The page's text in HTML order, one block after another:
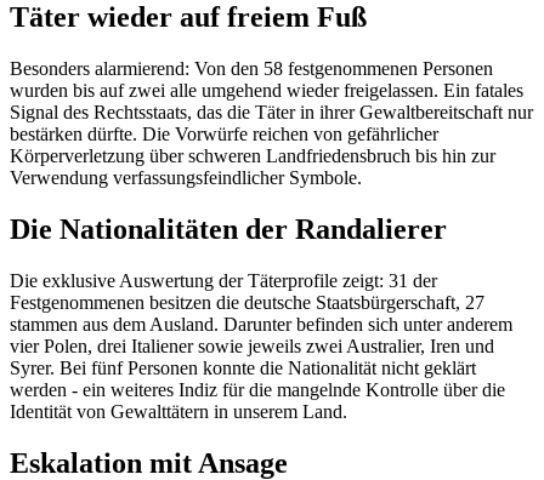
Täter wieder auf freiem Fuß
Besonders alarmierend: Von den 58 festgenommenen Personen
wurden bis auf zwei alle umgehend wieder freigelassen. Ein fatales
Signal des Rechtsstaats, das die Täter in ihrer Gewaltbereitschaft nur
bestärken dürfte. Die Vorwürfe reichen von gefährlicher
Körperverletzung über schweren Landfriedensbruch bis hin zur
Verwendung verfassungsfeindlicher Symbole.
Die Nationalitäten der Randalierer
Die exklusive Auswertung der Täterprofile zeigt: 31 der
Festgenommenen besitzen die deutsche Staatsbürgerschaft, 27
stammen aus dem Ausland. Darunter befinden sich unter anderem
vier Polen, drei Italiener sowie jeweils zwei Australier, Iren und
Syrer. Bei fünf Personen konnte die Nationalität nicht geklärt
werden - ein weiteres Indiz für die mangelnde Kontrolle über die
Identität von Gewalttätern in unserem Land.
Eskalation mit Ansage